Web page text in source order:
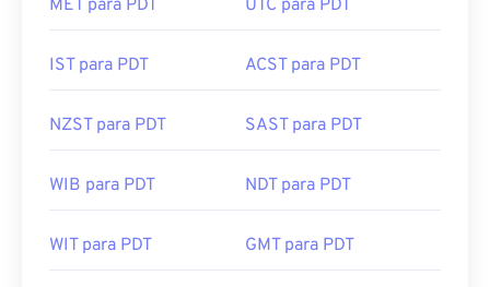
MET para PDT UTC para PDT
IST para PDT ACST para PDT
NZST para PDT SAST para PDT
WIB para PDT NDT para PDT
WIT para PDT GMT para PDT